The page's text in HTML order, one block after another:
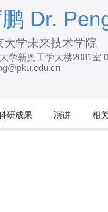
转
到
页
主
要
Dr.
大学未来技术学院
学新奥工学大楼2081室
研成果 演讲 相